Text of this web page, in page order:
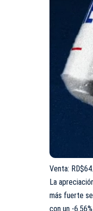
Venta:
La
más fuerte
con un -